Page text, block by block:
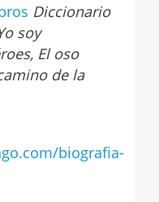
Diccionario
soy
El oso
de la
biografia-